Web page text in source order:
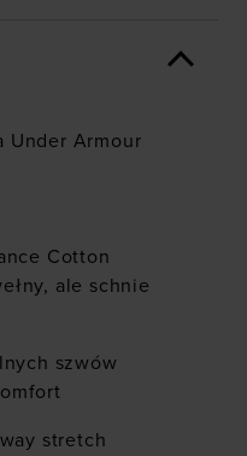
Under Armour
Cotton
ale schnie
szwów
stretch